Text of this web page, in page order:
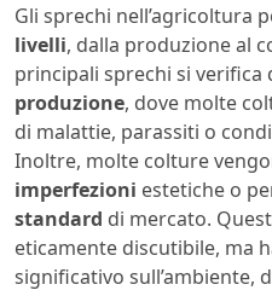
Gli sprechi nell’agricoltura
livelli, dalla produzione al
principali sprechi si verifica
produzione, dove molte
di malattie, parassiti o
Inoltre, molte colture
imperfezioni estetiche o
standard di mercato.
eticamente discutibile, ma
significativo sull’ambiente,